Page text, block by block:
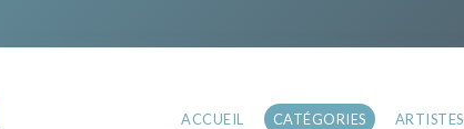
ACCUEIL CATÉGORIES ARTISTES